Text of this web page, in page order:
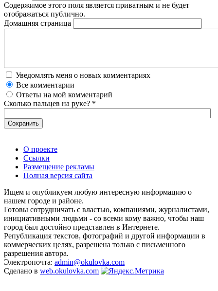
Содержимое этого поля является приватным и не будет
отображаться публично.
Домашняя страница
Уведомлять меня о новых комментариях
Все комментарии
Ответы на мой комментарий
Сколько пальцев на руке? *
О проекте
Ссылки
Размещение рекламы
Полная версия сайта
Ищем и опубликуем любую интересную информацию о
нашем городе и районе.
Готовы сотрудничать с властью, компаниями, журналистами,
инициативными людьми - со всеми кому важно, чтобы наш
город был достойно представлен в Интернете.
Републикация текстов, фотографий и другой информации в
коммерческих целях, разрешена только с письменного
разрешения автора.
Электропочта: admin@okulovka.com
Сделано в web.okulovka.com